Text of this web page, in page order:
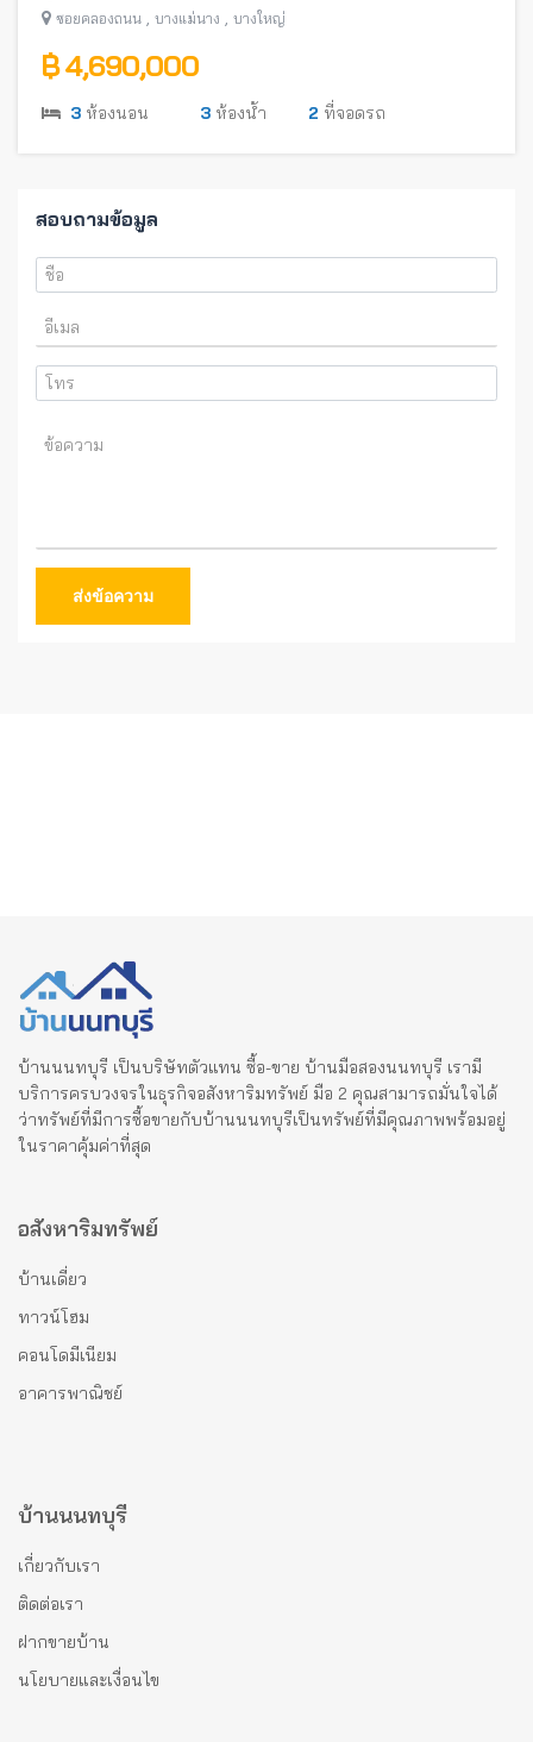
ซอยคลองถนน บางแม่นาง บางใหญ่
฿ 4,690,000
3 ห้องนอน 3 ห้องน้ำ 2 ที่จอดรถ
สอบถามข้อมูล
ส่งข้อความ
บ้านนนทบุรี เป็นบริษัทตัวแทน ซื้อ-ขาย บ้านมือสองนนทบุรี เรามี
บริการครบวงจรในธุรกิจอสังหาริมทรัพย์ มือ 2 คุณสามารถมั่นใจได้
ว่าทรัพย์ที่มีการซื้อขายกับบ้านนนทบุรีเป็นทรัพย์ที่มีคุณภาพพร้อมอยู่
ในราคาคุ้มค่าที่สุด
อสังหาริมทรัพย์
บ้านเดี่ยว
ทาวน์โฮม
คอนโดมีเนียม
อาคารพาณิชย์
บ้านนนทบุรี
เกี่ยวกับเรา
ติดต่อเรา
ฝากขายบ้าน
นโยบายและเงื่อนไข